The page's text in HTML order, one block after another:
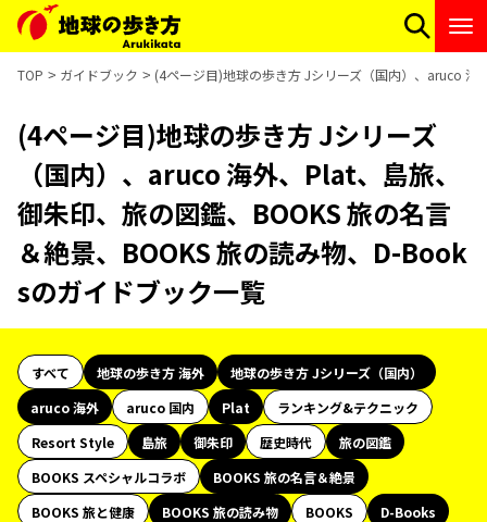
TOP ガイドブック (4ページ目)地球の歩き方 Jシリーズ（国内）、aruco
(4ページ目)地球の歩き方 Jシリーズ
（国内）、aruco 海外、Plat、島旅、
御朱印、旅の図鑑、BOOKS 旅の名言
＆絶景、BOOKS 旅の読み物、D-Book
sのガイドブック一覧
すべて 地球の歩き方 海外
地球の歩き方 Jシリーズ（国内）
aruco 海外
aruco 国内 Plat
ランキング&テクニック
Resort Style
島旅 御朱印 歴史時代
旅の図鑑
BOOKS スペシャルコラボ
BOOKS 旅の名言＆絶景
BOOKS 旅と健康
BOOKS 旅の読み物 BOOKS
D-Books